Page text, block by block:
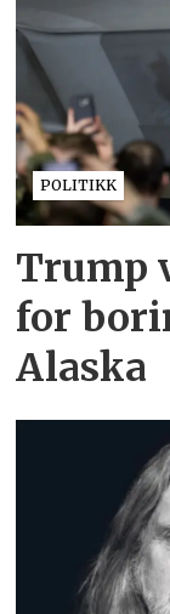
POLITIKK
Trump
for
Alaska